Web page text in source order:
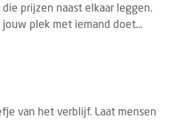
prijzen naast elkaar leggen.
plek met iemand doet…
van het verblijf. Laat mensen